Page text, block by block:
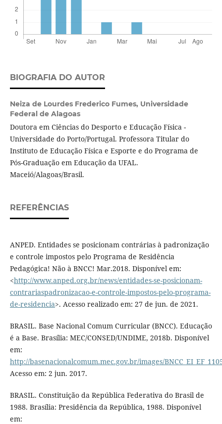
BIOGRAFIA DO AUTOR
Neiza de Lourdes Frederico Fumes, Universidade
Federal de Alagoas
Doutora em Ciências do Desporto e Educação Física -
Universidade do Porto/Portugal. Professora Titular do
Instituto de Educação Física e Esporte e do Programa de
Pós-Graduação em Educação da UFAL.
Maceió/Alagoas/Brasil.
REFERÊNCIAS
ANPED. Entidades se posicionam contrárias à padronização
e controle impostos pelo Programa de Residência
Pedagógica! Não à BNCC! Mar.2018. Disponível em:
<http://www.anped.org.br/news/entidades-se-posicionam-
contrariaspadronizacao-e-controle-impostos-pelo-programa-
de-residencia>. Acesso realizado em: 27 de jun. de 2021.
BRASIL. Base Nacional Comum Curricular (BNCC). Educação
é a Base. Brasília: MEC/CONSED/UNDIME, 2018b. Disponível
em:
http://basenacionalcomum.mec.gov.br/images/
Acesso em: 2 jun. 2017.
BRASIL. Constituição da República Federativa do Brasil de
1988. Brasília: Presidência da República, 1988. Disponível
em: